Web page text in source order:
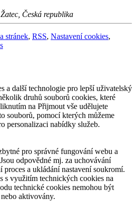
Žatec Česká republika
stránek, RSS, Nastavení cookies,
a další technologie pro lepší uživatelský
druhů souborů cookies, které
na Přijmout vše udělujete
souborů, pomocí kterých můžeme
personalizaci nabídky služeb.
pro správné fungování webu a
odpovědné mj. za uchovávání
a ukládání nastavení soukromí.
s využitím technických cookies na
technické cookies nemohou být
aktivovány.